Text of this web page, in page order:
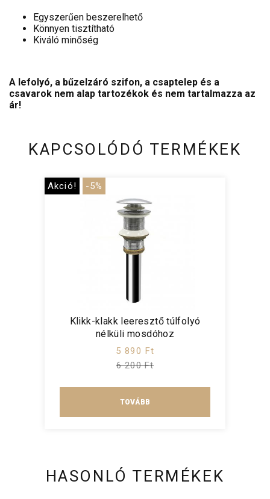
Egyszerűen beszerelhető
Könnyen tisztítható
Kiváló minőség
A lefolyó, a bűzelzáró szifon, a csaptelep és a
csavarok nem alap tartozékok és nem tartalmazza az
ár!
KAPCSOLÓDÓ TERMÉKEK
Akció! -5%
Klikk-klakk leeresztő túlfolyó
nélküli mosdóhoz
5 890 Ft
6 200 Ft
TOVÁBB
HASONLÓ TERMÉKEK